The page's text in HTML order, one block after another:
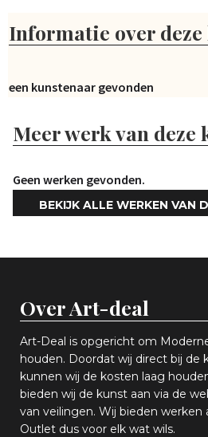
Informatie over
Geen kunstenaar gevonden
Meer werk van deze
Geen werken gevonden.
BEKIJK ALLE WERKEN VAN
Over Art-deal
Art-Deal is opgericht om
houden. Doordat wij direct bij de
kunnen wij de kosten laag
bieden wij de kunst aan via de
van veilingen. Wij bieden werken
Outlet dus voor elk wat wils.